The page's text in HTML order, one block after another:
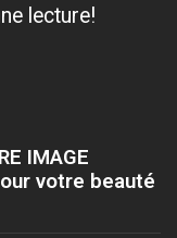
lecture!
IMAGE
votre beauté